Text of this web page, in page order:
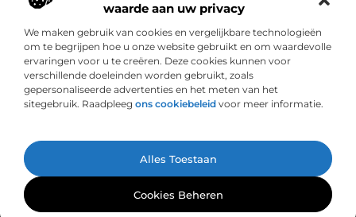
waarde aan uw privacy
We maken gebruik van cookies en vergelijkbare technologieën
om te begrijpen hoe u onze website gebruikt en om waardevolle
ervaringen voor u te creëren. Deze cookies kunnen voor
verschillende doeleinden worden gebruikt, zoals
gepersonaliseerde advertenties en het meten van het
sitegebruik. Raadpleeg ons cookiebeleid voor meer informatie.
Alles Toestaan
Cookies Beheren
Ga Naar
Bericht categorie
Onze informatie
Cookiebeleid (EU)
@2025 www.gouden-tip.nl. All Right Reserved.